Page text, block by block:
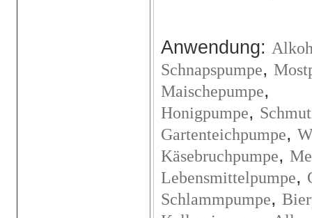
Anwendung:
Schnapspumpe,
Maischepumpe,
Honigpumpe,
Gartenteichpumpe,
Käsebruchpumpe,
Lebensmittelpumpe,
Schlammpumpe,